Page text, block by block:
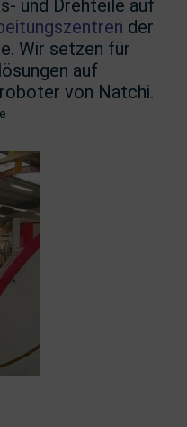
und Drehteile auf
der
Wir setzen für
auf
von Natchi.